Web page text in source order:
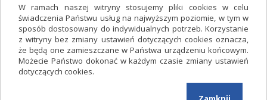
W ramach naszej witryny stosujemy pliki cookies w celu
świadczenia Państwu usług na najwyższym poziomie, w tym w
sposób dostosowany do indywidualnych potrzeb. Korzystanie
z witryny bez zmiany ustawień dotyczących cookies oznacza,
że będą one zamieszczane w Państwa urządzeniu końcowym.
Możecie Państwo dokonać w każdym czasie zmiany ustawień
dotyczących cookies.
Gminny Ośrodek Kultury i Sportu
Gminna Biblioteka Publiczna
facebook.com/gminagrudziadz
Deklaracja dostępności
Facebook